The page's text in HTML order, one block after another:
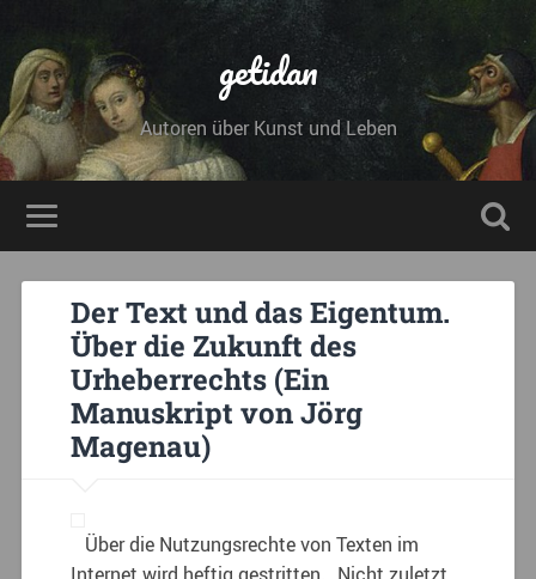
getidan
Autoren über Kunst und Leben
Der Text und das Eigentum.
Über die Zukunft des
Urheberrechts (Ein
Manuskript von Jörg
Magenau)
Über die Nutzungsrechte von Texten im